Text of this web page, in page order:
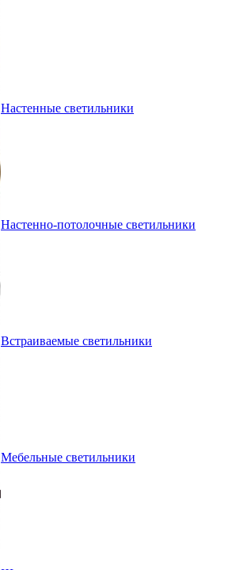
Настенные светильники
Настенно-потолочные светильники
Встраиваемые светильники
Мебельные светильники